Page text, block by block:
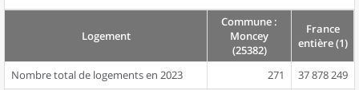
Logement
Commune :
Moncey
(25382)
France
entière (1)
Nombre total de logements en 2023 271
37 878 249